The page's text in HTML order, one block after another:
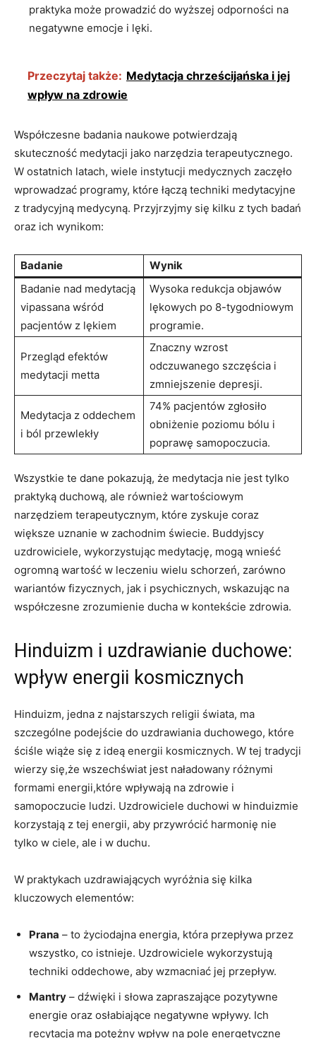
praktyka może prowadzić do wyższej odporności na
negatywne emocje i lęki.
Przeczytaj także: Medytacja chrześcijańska i jej
wpływ na zdrowie
Współczesne badania naukowe potwierdzają
skuteczność medytacji jako narzędzia terapeutycznego.
W ostatnich latach, wiele instytucji medycznych zaczęło
wprowadzać programy, które łączą techniki medytacyjne
z tradycyjną medycyną. Przyjrzyjmy się kilku z tych badań
oraz ich wynikom:
Badanie
Wynik
Badanie nad medytacją
vipassana wśród
pacjentów z lękiem
Wysoka redukcja objawów
lękowych po 8-tygodniowym
programie.
Przegląd efektów
medytacji metta
Znaczny wzrost
odczuwanego szczęścia i
zmniejszenie depresji.
Medytacja z oddechem
i ból przewlekły
74% pacjentów zgłosiło
obniżenie poziomu bólu i
poprawę samopoczucia.
Wszystkie te dane pokazują, że medytacja nie jest tylko
praktyką duchową, ale również wartościowym
narzędziem terapeutycznym, które zyskuje coraz
większe uznanie w zachodnim świecie. Buddyjscy
uzdrowiciele, wykorzystując medytację, mogą wnieść
ogromną wartość w leczeniu wielu schorzeń, zarówno
wariantów fizycznych, jak i psychicznych, wskazując na
współczesne zrozumienie ducha w kontekście zdrowia.
Hinduizm i uzdrawianie duchowe:
wpływ energii kosmicznych
Hinduizm, jedna z najstarszych religii świata, ma
szczególne podejście do uzdrawiania duchowego, które
ściśle wiąże się z ideą energii kosmicznych. W tej tradycji
wierzy się,że wszechświat jest naładowany różnymi
formami energii,które wpływają na zdrowie i
samopoczucie ludzi. Uzdrowiciele duchowi w hinduizmie
korzystają z tej energii, aby przywrócić harmonię nie
tylko w ciele, ale i w duchu.
W praktykach uzdrawiających wyróżnia się kilka
kluczowych elementów:
Prana – to życiodajna energia, która przepływa przez
wszystko, co istnieje. Uzdrowiciele wykorzystują
techniki oddechowe, aby wzmacniać jej przepływ.
Mantry – dźwięki i słowa zapraszające pozytywne
energie oraz osłabiające negatywne wpływy. Ich
recytacja ma potężny wpływ na pole energetyczne